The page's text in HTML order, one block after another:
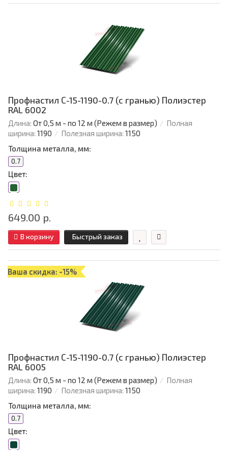
Профнастил С-15-1190-0.7 (с гранью) Полиэстер
RAL 6002
Длина: От 0,5 м - по 12 м (Режем в размер)
Полная
ширина: 1190 Полезная ширина: 1150
Толщина металла, мм:
0.7
Цвет:
649.00 р.
В корзину Быстрый заказ
Ваша скидка: -15%
Профнастил С-15-1190-0.7 (с гранью) Полиэстер
RAL 6005
Длина: От 0,5 м - по 12 м (Режем в размер)
Полная
ширина: 1190 Полезная ширина: 1150
Толщина металла, мм:
0.7
Цвет: